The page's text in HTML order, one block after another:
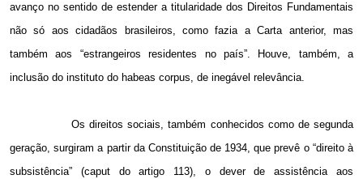
avanço no sentido de estender a titularidade dos Direitos Fundamentais
não só aos cidadãos brasileiros, como fazia a Carta anterior, mas
também aos “estrangeiros residentes no país”. Houve, também, a
inclusão do instituto do habeas corpus, de inegável relevância.
Os direitos sociais, também conhecidos como de segunda
geração, surgiram a partir da Constituição de 1934, que prevê o “direito à
subsistência” (caput do artigo 113), o dever de assistência aos